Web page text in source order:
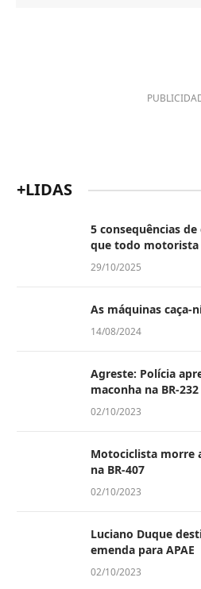
+LIDAS
5 consequências
que todo motorista
29/10/2025
As máquinas caça-
14/08/2024
Agreste: Polícia
maconha na BR-232
02/10/2023
Motociclista morre
na BR-407
02/10/2023
Luciano Duque
emenda para APAE
02/10/2023